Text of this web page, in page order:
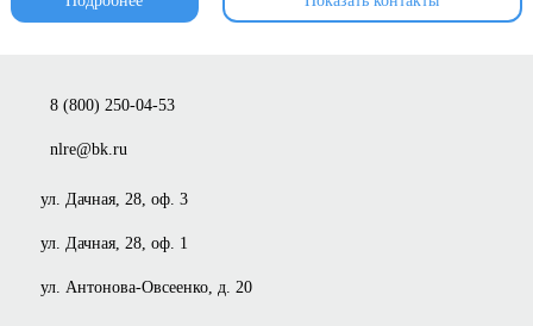
8 (800) 250-04-53
nlre@bk.ru
ул. Дачная, 28, оф. 3
ул. Дачная, 28, оф. 1
ул. Антонова-Овсеенко, д. 20